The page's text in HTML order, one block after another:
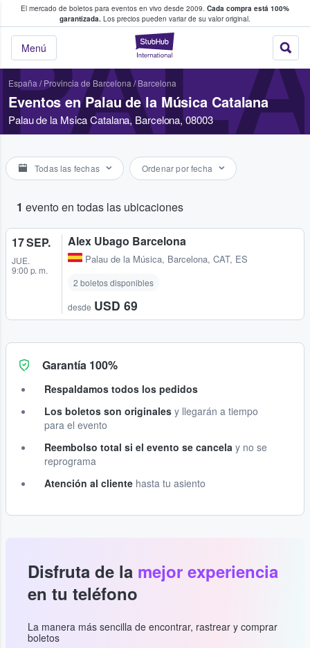
El mercado de boletos para eventos en vivo desde 2009. Cada compra está 100%
garantizada. Los precios pueden variar de su valor original.
StubHub: donde
Menú
fans compran y venden boletos
España / Provincia de Barcelona / Barcelona
Eventos en Palau de la Música Catalana
Palau de la Msica Catalana, Barcelona, 08003
Todas las fechas Ordenar por fecha
1 evento en todas las ubicaciones
17 SEP.
JUE.
9:00 p. m.
Alex Ubago Barcelona
Palau de la Música, Barcelona, CAT, ES
2 boletos disponibles
desde USD 69
Garantía 100%
Respaldamos todos los pedidos
Los boletos son originales y llegarán a tiempo
para el evento
Reembolso total si el evento se cancela y no se
reprograma
Atención al cliente hasta tu asiento
Disfruta de la mejor experiencia
en tu teléfono
La manera más sencilla de encontrar, rastrear y comprar
boletos